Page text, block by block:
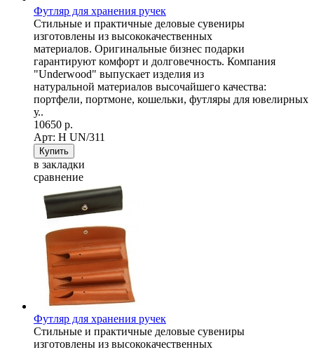
Футляр для хранения ручек
Стильные и практичные деловые сувениры
изготовлены из высококачественных
материалов. Оригинальные бизнес подарки
гарантируют комфорт и долговечность. Компания
"Underwood" выпускает изделия из
натуральной материалов высочайшего качества:
портфели, портмоне, кошельки, футляры для ювелирных
у..
10650 р.
Арт: Н UN/311
в закладки
сравнение
Футляр для хранения ручек
Стильные и практичные деловые сувениры
изготовлены из высококачественных